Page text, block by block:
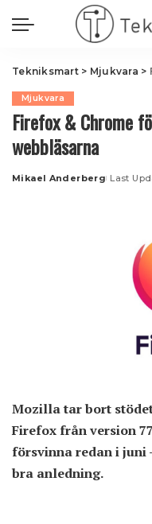
Tekniksmart> Mjukvara >
Mjukvara
Firefox & Chrome
webbläsarna
Posted
Mikael Anderberg Last
Mozilla tar bort
Firefox från version
försvinna redan i juni
bra anledning.